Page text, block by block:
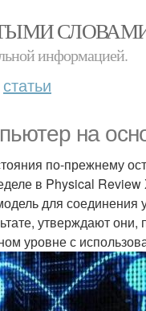
информацией.
статьи
на
по-прежнему
в Physical Review
для соединения
утверждают
уровне с